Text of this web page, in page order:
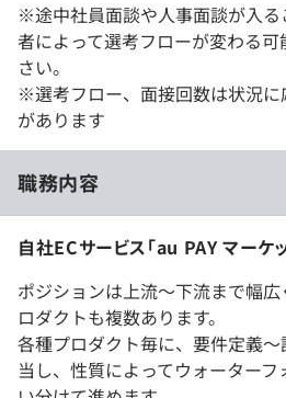
※途中社員面談や人事面談が入る
者によって選考フローが変わる
さい。
※選考フロー、面接回数は状況
があります
職務内容
自社ECサービス「au PAY マーケ
ポジションは上流～下流まで幅
ロダクトも複数あります。
各種プロダクト毎に、要件定義
当し、性質によってウォーター